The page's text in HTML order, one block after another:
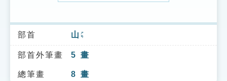
索引選單
知識索引
單字索引
部首 山 ㄕㄢ
部首外筆畫 5 畫
總筆畫 8 畫